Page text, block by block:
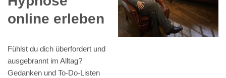
online erleben
Fühlst du dich überfordert und
ausgebrannt im Alltag?
Gedanken und To-Do-Listen